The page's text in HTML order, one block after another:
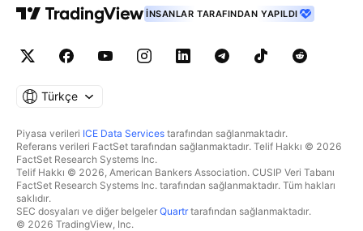
İNSANLAR TARAFINDAN YAPILDI
Türkçe
Piyasa verileri ICE Data Services tarafından sağlanmaktadır.
Referans verileri FactSet tarafından sağlanmaktadır. Telif Hakkı © 2026
FactSet Research Systems Inc.
Telif Hakkı © 2026, American Bankers Association. CUSIP Veri Tabanı
FactSet Research Systems Inc. tarafından sağlanmaktadır. Tüm hakları
saklıdır.
SEC dosyaları ve diğer belgeler Quartrtarafından sağlanmaktadır.
© 2026 TradingView, Inc.